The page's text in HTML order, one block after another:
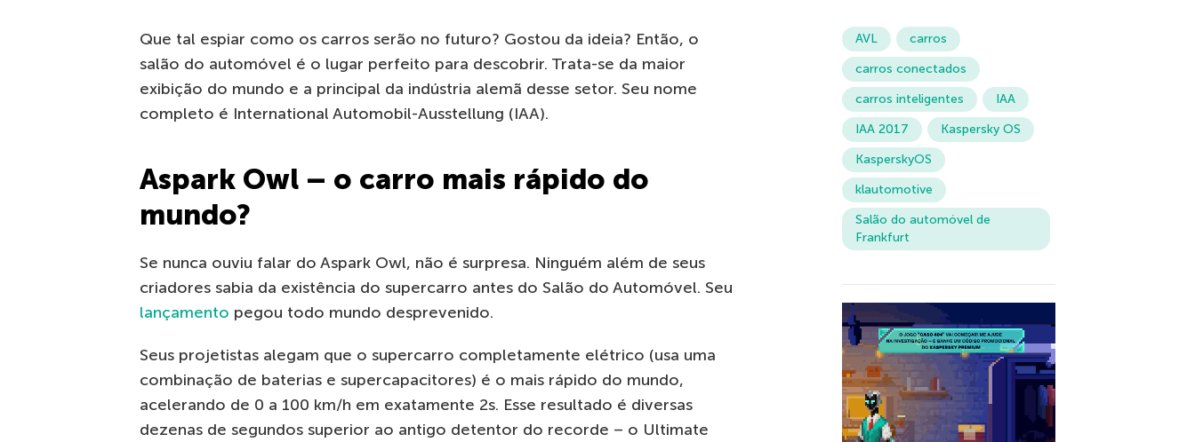
Que tal espiar como os carros serão no futuro? Gostou da ideia? Então, o
salão do automóvel é o lugar perfeito para descobrir. Trata-se da maior
exibição do mundo e a principal da indústria alemã desse setor. Seu nome
completo é International Automobil-Ausstellung (IAA).
Aspark Owl – o carro mais rápido do
mundo?
Se nunca ouviu falar do Aspark Owl, não é surpresa. Ninguém além de seus
criadores sabia da existência do supercarro antes do Salão do Automóvel. Seu
lançamento pegou todo mundo desprevenido.
Seus projetistas alegam que o supercarro completamente elétrico (usa uma
combinação de baterias e supercapacitores) é o mais rápido do mundo,
acelerando de 0 a 100 km/h em exatamente 2s. Esse resultado é diversas
dezenas de segundos superior ao antigo detentor do recorde – o Ultimate
AVL
carros
carros conectados
carros inteligentes
IAA
IAA 2017
Kaspersky OS
KasperskyOS
klautomotive
Salão do automóvel de
Frankfurt